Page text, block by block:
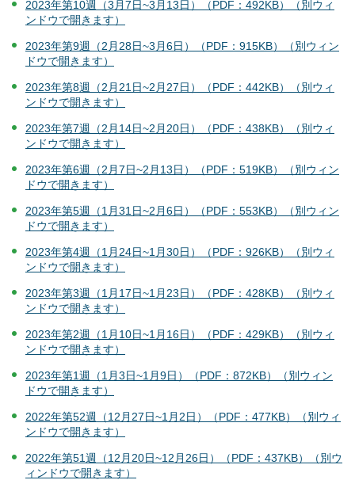
2023年第10週（3月7日~3月13日）（PDF：492KB）（別ウィ
ンドウで開きます）
2023年第9週（2月28日~3月6日）（PDF：915KB）（別ウィン
ドウで開きます）
2023年第8週（2月21日~2月27日）（PDF：442KB）（別ウィ
ンドウで開きます）
2023年第7週（2月14日~2月20日）（PDF：438KB）（別ウィ
ンドウで開きます）
2023年第6週（2月7日~2月13日）（PDF：519KB）（別ウィン
ドウで開きます）
2023年第5週（1月31日~2月6日）（PDF：553KB）（別ウィン
ドウで開きます）
2023年第4週（1月24日~1月30日）（PDF：926KB）（別ウィ
ンドウで開きます）
2023年第3週（1月17日~1月23日）（PDF：428KB）（別ウィ
ンドウで開きます）
2023年第2週（1月10日~1月16日）（PDF：429KB）（別ウィ
ンドウで開きます）
2023年第1週（1月3日~1月9日）（PDF：872KB）（別ウィン
ドウで開きます）
2022年第52週（12月27日~1月2日）（PDF：477KB）（別ウィ
ンドウで開きます）
2022年第51週（12月20日~12月26日）（PDF：437KB）（別ウ
ィンドウで開きます）